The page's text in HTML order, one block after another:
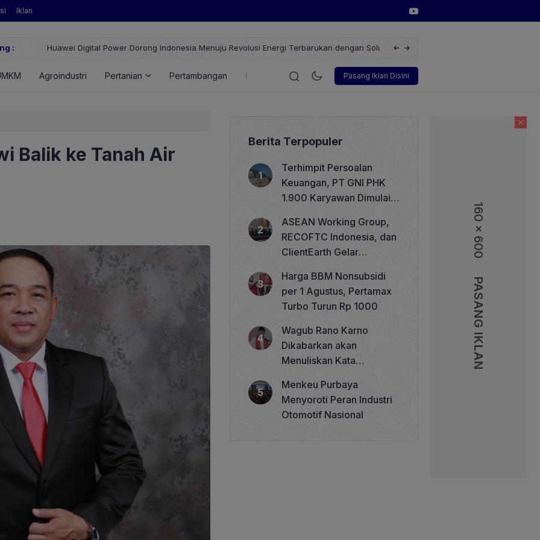
160 x 600
PASANG IKLAN
Iklan
:
Huawei Digital Power Dorong Indonesia Menuju Revolusi Energi Terbarukan dengan Solusi
Wakil Direktur Utama PT Pelindo,
Pasang Iklan Disini
Agroindustri Pertanian Pertambangan Energi Korporasi Teknologi Otomotif
Balik ke Tanah Air
Berita Terpopuler
Terhimpit Persoalan
Keuangan, PT GNI PHK
1.900 Karyawan Dimulai 5
ASEAN Working Group,
RECOFTC Indonesia, dan
ClientEarth Gelar
Memperkuat Tata Kelola
Perhutanan Sosial
Harga BBM Nonsubsidi
per 1 Agustus, Pertamax
Turbo Turun Rp 1000
Wagub Rano Karno
Dikabarkan akan
Menuliskan Kata
Betawi 100 Tahun
Menkeu Purbaya
Menyoroti Peran Industri
Otomotif Nasional